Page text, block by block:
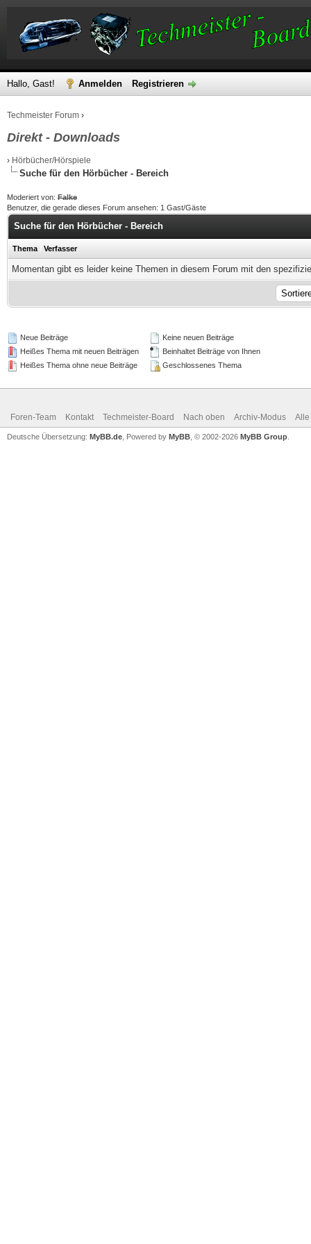
Hallo, Gast! Anmelden Registrieren
Techmeister Forum ›
Direkt - Downloads
› Hörbücher/Hörspiele
Suche für den Hörbücher - Bereich
Moderiert von: Falke
Benutzer, die gerade dieses Forum ansehen: 1 Gast/Gäste
Suche für den Hörbücher - Bereich
Thema Verfasser
Momentan gibt es leider keine Themen in diesem Forum mit den
Neue Beiträge
Heißes Thema mit neuen Beiträgen
Heißes Thema ohne neue Beiträge
Keine neuen Beiträge
Beinhaltet Beiträge von Ihnen
Geschlossenes Thema
Foren-Team Kontakt Techmeister-Board Nach oben Archiv-Modus Alle
Deutsche Übersetzung: MyBB.de , Powered by MyBB , © 2002-2026 MyBB Group